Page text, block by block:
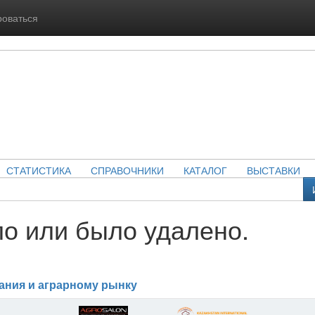
СТАТИСТИКА СПРАВОЧНИКИ КАТАЛОГ
ВЫСТАВКИ
или было удалено.
и аграрному рынку